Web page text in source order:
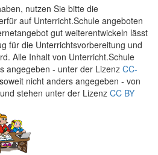
nutzen Sie bitte die
auf Unterricht.Schule angeboten
gut weiterentwickeln lässt
für die Unterrichtsvorbereitung und
Alle Inhalt von Unterricht.Schule
angegeben - unter der Lizenz CC-
nicht anders angegeben - von
stehen unter der Lizenz CC BY